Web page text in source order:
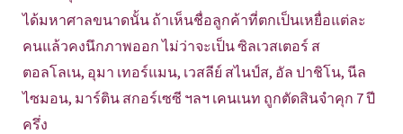
ได้มหาศาลขนาดนั้น ถ้าเห็นชื่อลูกค้าที่ตกเป็นเหยื่อแต่ละ
คนแล้วคงนึกภาพออก ไม่ว่าจะเป็น ซิลเวสเตอร์ ส
ตอลโลเน, อุมา เทอร์แมน, เวสลีย์ สไนป์ส, อัล ปาชิโน, นีล
ไซมอน, มาร์ติน สกอร์เซซี ฯลฯ เคนเนท ถูกตัดสินจำคุก 7 ปี
ครึ่ง